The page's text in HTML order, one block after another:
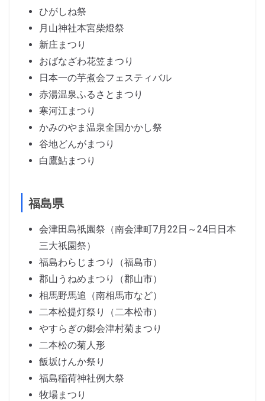
ひがしね祭
月山神社本宮柴燈祭
新庄まつり
おばなざわ花笠まつり
日本一の芋煮会フェスティバル
赤湯温泉ふるさとまつり
寒河江まつり
かみのやま温泉全国かかし祭
谷地どんがまつり
白鷹鮎まつり
福島県
会津田島祇園祭（南会津町7月22日～24日日本
三大祇園祭）
福島わらじまつり（福島市）
郡山うねめまつり（郡山市）
相馬野馬追（南相馬市など）
二本松提灯祭り（二本松市）
やすらぎの郷会津村菊まつり
二本松の菊人形
飯坂けんか祭り
福島稲荷神社例大祭
牧場まつり